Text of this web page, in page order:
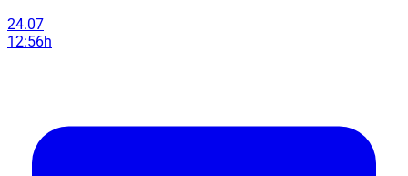
24.07
12:56h